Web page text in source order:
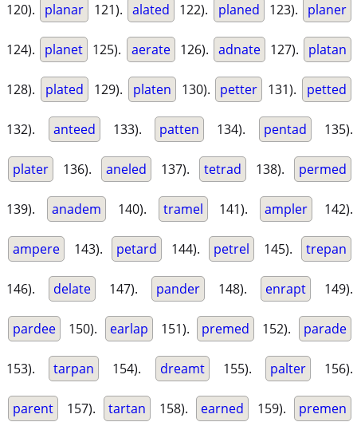
120). planar 121). alated 122). planed 123). planer
124). planet 125). aerate 126). adnate 127). platan
128). plated 129). platen 130). petter 131). petted
132). anteed 133). patten 134). pentad 135).
plater 136). aneled 137). tetrad 138). permed
139). anadem 140). tramel 141). ampler 142).
ampere 143). petard 144). petrel 145). trepan
146). delate 147). pander 148). enrapt 149).
pardee 150). earlap 151). premed 152). parade
153). tarpan 154). dreamt 155). palter 156).
parent 157). tartan 158). earned 159). premen